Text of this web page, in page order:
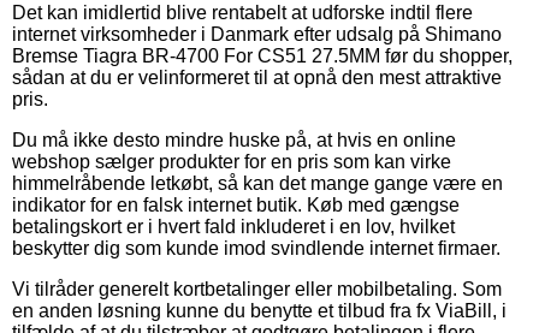
Det kan imidlertid blive rentabelt at udforske indtil flere
internet virksomheder i Danmark efter udsalg på Shimano
Bremse Tiagra BR-4700 For CS51 27.5MM før du shopper,
sådan at du er velinformeret til at opnå den mest attraktive
pris.
Du må ikke desto mindre huske på, at hvis en online
webshop sælger produkter for en pris som kan virke
himmelråbende letkøbt, så kan det mange gange være en
indikator for en falsk internet butik. Køb med gængse
betalingskort er i hvert fald inkluderet i en lov, hvilket
beskytter dig som kunde imod svindlende internet firmaer.
Vi tilråder generelt kortbetalinger eller mobilbetaling. Som
en anden løsning kunne du benytte et tilbud fra fx ViaBill, i